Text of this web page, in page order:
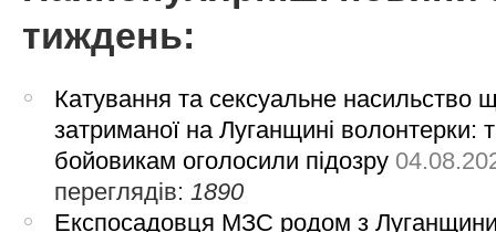
тиждень:
Катування та сексуальне насильство
затриманої на Луганщині волонтерки:
бойовикам оголосили підозру
переглядів: 1890
Експосадовця МЗС родом з